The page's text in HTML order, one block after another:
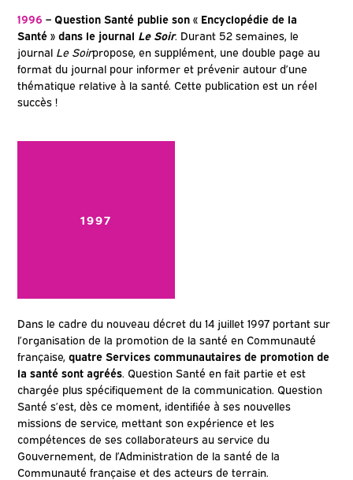
1996 – Question Santé publie son « Encyclopédie de la
Santé » dans le journal Le Soir. Durant 52 semaines, le
journal Le Soirpropose, en supplément, une double page au
format du journal pour informer et prévenir autour d’une
thématique relative à la santé. Cette publication est un réel
succès !
1997
Dans le cadre du nouveau décret du 14 juillet 1997 portant sur
l’organisation de la promotion de la santé en Communauté
française,quatre Services communautaires de promotion de
la santé sont agréés. Question Santé en fait partie et est
chargée plus spécifiquement de la communication. Question
Santé s’est, dès ce moment, identifiée à ses nouvelles
missions de service, mettant son expérience et les
compétences de ses collaborateurs au service du
Gouvernement, de l’Administration de la santé de la
Communauté française et des acteurs de terrain.